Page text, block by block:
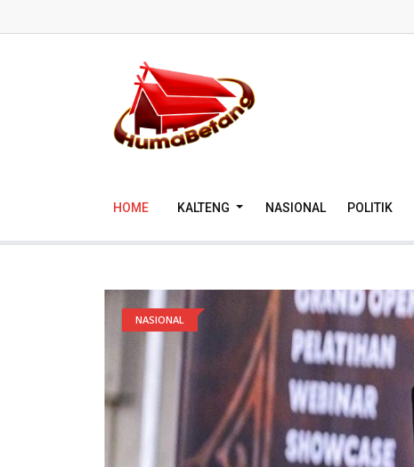
HOME KALTENG NASIONAL POLITIK
NASIONAL